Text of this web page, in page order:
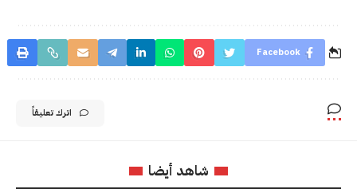
Facebook
اترك تعليقاً
شاهد أيضا